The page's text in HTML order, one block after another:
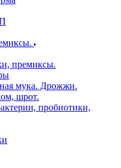
премиксы.
мука. Дрожжи.
шрот.
пробиотики,